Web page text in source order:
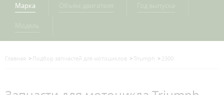
Марка
Главная Подбор запчастей для мотоциклов Triumph 2300